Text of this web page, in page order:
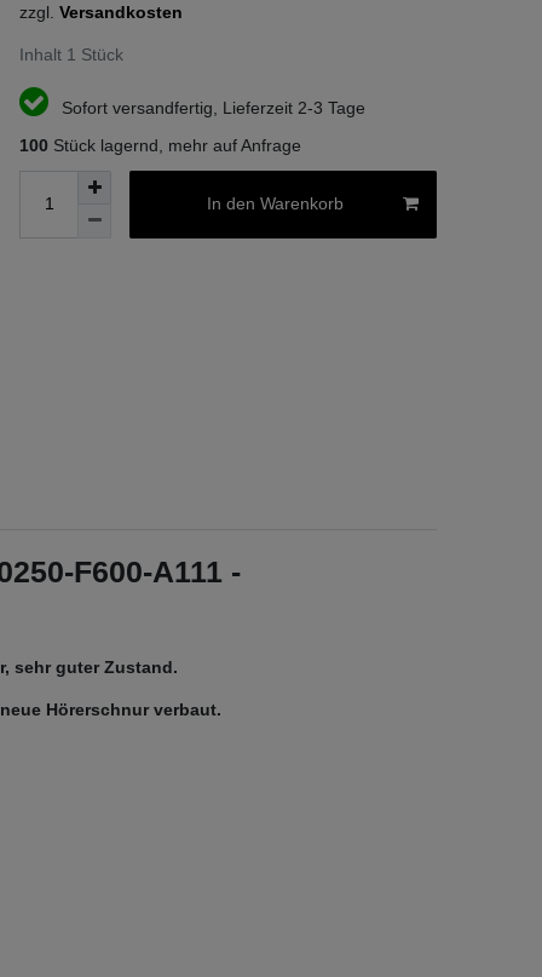
zzgl. Versandkosten
Inhalt 1 Stück
Sofort versandfertig, Lieferzeit 2-3 Tage
100 Stück lagernd, mehr auf Anfrage
In den Warenkorb
F600-A111 -
sehr guter Zustand.
Hörerschnur verbaut.